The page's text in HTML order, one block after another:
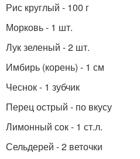
Рис круглый - 100 г
Морковь - 1 шт.
Лук зеленый - 2 шт.
Имбирь (корень) - 1 см
Чеснок - 1 зубчик
Перец острый - по вкусу
Лимонный сок - 1 ст.л.
Сельдерей - 2 веточки